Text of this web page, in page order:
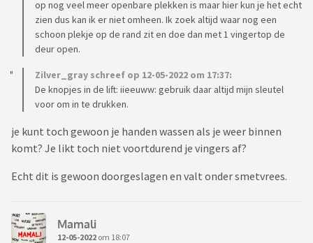
op nog veel meer openbare plekken is maar hier kun je het echt
zien dus kan ik er niet omheen. Ik zoek altijd waar nog een
schoon plekje op de rand zit en doe dan met 1 vingertop de
deur open.
Zilver_gray schreef op 12-05-2022 om 17:37:
De knopjes in de lift: iieeuww: gebruik daar altijd mijn sleutel
voor om in te drukken.
je kunt toch gewoon je handen wassen als je weer binnen
komt? Je likt toch niet voortdurend je vingers af?
Echt dit is gewoon doorgeslagen en valt onder smetvrees.
Mamali
12-05-2022 om 18:07